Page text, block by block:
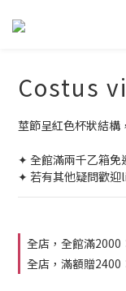
Costus
莖節呈紅色杯狀結構
✦ 全館滿兩千乙箱免
✦ 若有其他疑問歡
全店，全館滿2000
全店，滿額贈2400